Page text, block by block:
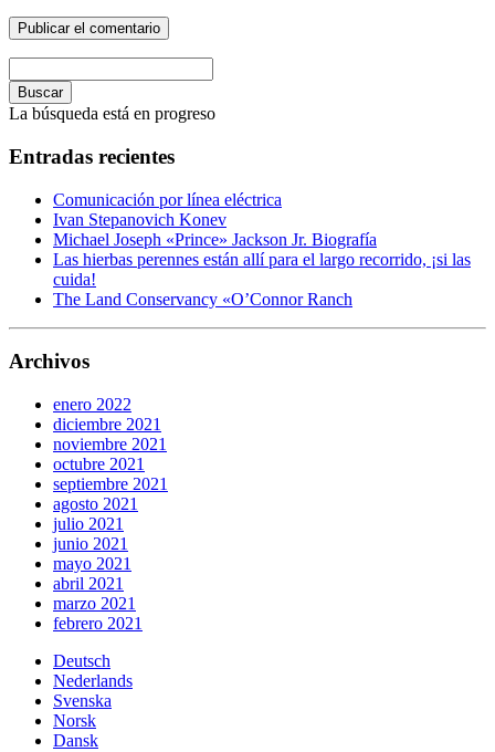
Buscar
La búsqueda está en progreso
Entradas recientes
Comunicación por línea eléctrica
Ivan Stepanovich Konev
Michael Joseph «Prince» Jackson Jr. Biografía
Las hierbas perennes están allí para el largo recorrido, ¡si las
cuida!
The Land Conservancy «O’Connor Ranch
Archivos
enero 2022
diciembre 2021
noviembre 2021
octubre 2021
septiembre 2021
agosto 2021
julio 2021
junio 2021
mayo 2021
abril 2021
marzo 2021
febrero 2021
Deutsch
Nederlands
Svenska
Norsk
Dansk